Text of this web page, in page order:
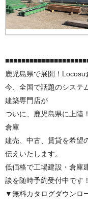
鹿児島県で展開！Locosu
今、全国で話題のシステ
建築専門店が
ついに、鹿児島県に上
倉庫
建売、中古、賃貸を希望
伝えいたします。
低価格で工場建設・倉庫
談を随時予約受付中です！
▼無料カタログダウンロ